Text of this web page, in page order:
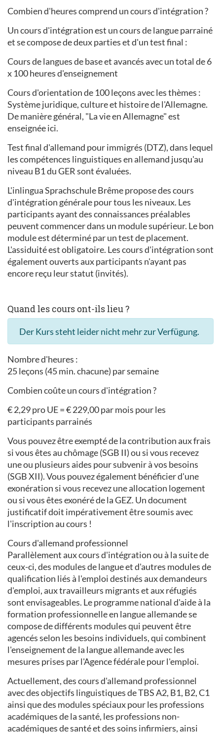
Combien d'heures comprend un cours d'intégration ?
Un cours d'intégration est un cours de langue parrainé
et se compose de deux parties et d'un test final :
Cours de langues de base et avancés avec un total de 6
x 100 heures d'enseignement
Cours d'orientation de 100 leçons avec les thèmes :
Système juridique, culture et histoire de l'Allemagne.
De manière général, "La vie en Allemagne" est
enseignée ici.
Test final d'allemand pour immigrés (DTZ), dans lequel
les compétences linguistiques en allemand jusqu'au
niveau B1 du GER sont évaluées.
L'inlingua Sprachschule Brême propose des cours
d'intégration générale pour tous les niveaux. Les
participants ayant des connaissances préalables
peuvent commencer dans un module supérieur. Le bon
module est déterminé par un test de placement.
L'assiduité est obligatoire. Les cours d'intégration sont
également ouverts aux participants n'ayant pas
encore reçu leur statut (invités).
Quand les cours ont-ils lieu ?
Der Kurs steht leider nicht mehr zur Verfügung.
Nombre d'heures :
25 leçons (45 min. chacune) par semaine
Combien coûte un cours d'intégration ?
€ 2,29 pro UE = € 229,00 par mois pour les
participants parrainés
Vous pouvez être exempté de la contribution aux frais
si vous êtes au chômage (SGB II) ou si vous recevez
une ou plusieurs aides pour subvenir à vos besoins
(SGB XII). Vous pouvez également bénéficier d'une
exonération si vous recevez une allocation logement
ou si vous êtes exonéré de la GEZ. Un document
justificatif doit impérativement être soumis avec
l'inscription au cours !
Cours d'allemand professionnel
Parallèlement aux cours d'intégration ou à la suite de
ceux-ci, des modules de langue et d'autres modules de
qualification liés à l'emploi destinés aux demandeurs
d'emploi, aux travailleurs migrants et aux réfugiés
sont envisageables. Le programme national d'aide à la
formation professionnelle en langue allemande se
compose de différents modules qui peuvent être
agencés selon les besoins individuels, qui combinent
l'enseignement de la langue allemande avec les
mesures prises par l'Agence fédérale pour l'emploi.
Actuellement, des cours d'allemand professionnel
avec des objectifs linguistiques de TBS A2, B1, B2, C1
ainsi que des modules spéciaux pour les professions
académiques de la santé, les professions non-
académiques de santé et des soins infirmiers, ainsi